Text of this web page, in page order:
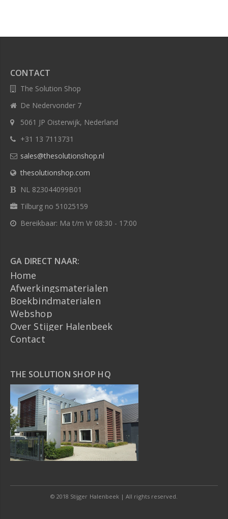
CONTACT
The Solution Shop
De Nedervonder 7
5061 JP Oisterwijk, Nederland
+31 13 7113731
sales@thesolutionshop.nl
thesolutionshop.com
NL 823044099B01
Tilburg no 51025159
Bereikbaar: Ma t/m Vr 08:30 - 17:00
GA DIRECT NAAR:
Home
Afwerkingsmaterialen
Boekbindmaterialen
Webshop
Over Stijger Halenbeek
Contact
THE SOLUTION SHOP HQ
© 2018 Stijger Halenbeek | All rights reserved.